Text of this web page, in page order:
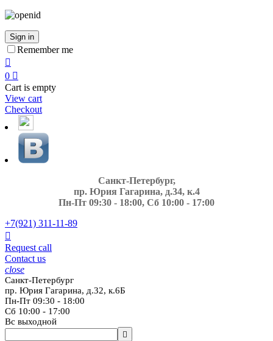
Sign in
Remember me

0 
Cart is empty
View cart
Checkout
Санкт-Петербург,
пр. Юрия Гагарина, д.34, к.4
Пн-Пт 09:30 - 18:00, Сб 10:00 - 17:00
+7(921) 311-11-89

Request call
Contact us
close
Санкт-Петербург
пр. Юрия Гагарина, д.32, к.6Б
Пн-Пт 09:30 - 18:00
Сб 10:00 - 17:00
Вс выходной
